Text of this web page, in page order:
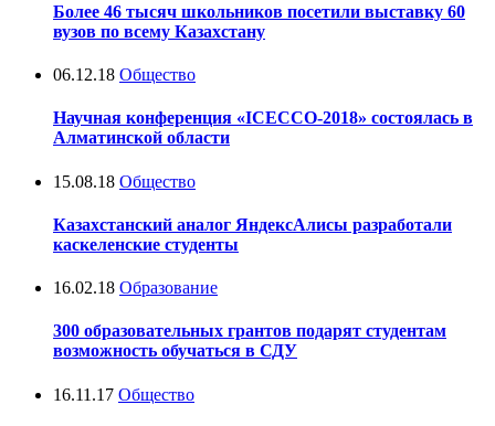
Более 46 тысяч школьников посетили выставку 60
вузов по всему Казахстану
06.12.18 Общество
Научная конференция «ICECCO-2018» состоялась в
Алматинской области
15.08.18 Общество
Казахстанский аналог ЯндексАлисы разработали
каскеленские студенты
16.02.18 Образование
300 образовательных грантов подарят студентам
возможность обучаться в СДУ
16.11.17 Общество